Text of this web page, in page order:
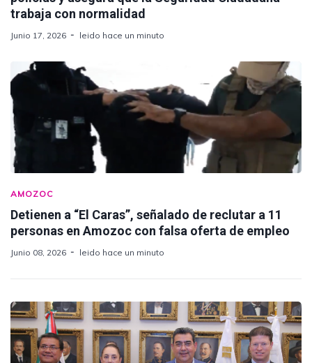
trabaja con normalidad
Junio 17, 2026 leido hace un minuto
AMOZOC
Detienen a “El Caras”, señalado de reclutar a 11
personas en Amozoc con falsa oferta de empleo
Junio 08, 2026 leido hace un minuto